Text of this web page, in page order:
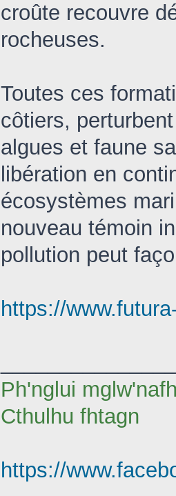
croûte recouvre
rocheuses.
Toutes ces
côtiers,
algues et faune
libération en
écosystèmes
nouveau témoin
pollution peut
https://
Ph'nglui
Cthulhu fhtagn
https://